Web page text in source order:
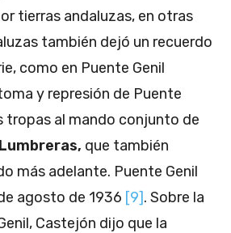
tierras andaluzas, en otras
también dejó un recuerdo
como en Puente Genil
y represión de Puente
tropas al mando conjunto de
que también
más adelante. Puente Genil
agosto de 1936 [9]. Sobre la
Castejón dijo que la